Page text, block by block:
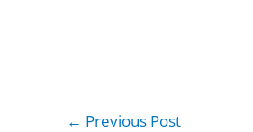
← Previous Post